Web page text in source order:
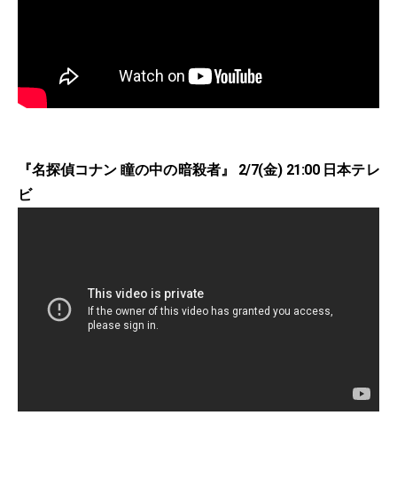
『名探偵コナン 瞳の中の暗殺者』 2/7(金) 21:00 日本テレ
ビ